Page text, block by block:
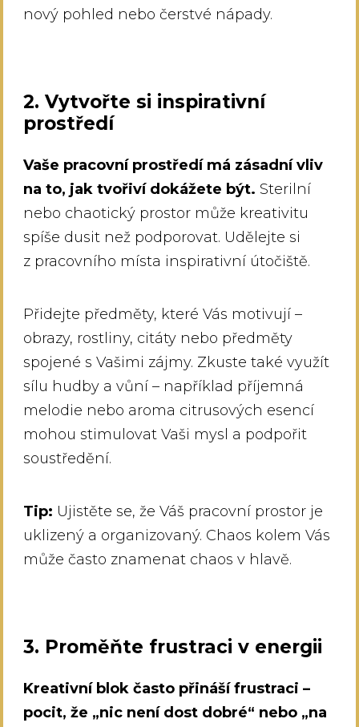
nový pohled nebo čerstvé nápady.
2. Vytvořte si inspirativní
prostředí
Vaše pracovní prostředí má zásadní vliv
na to, jak tvořiví dokážete být. Sterilní
nebo chaotický prostor může kreativitu
spíše dusit než podporovat. Udělejte si
z pracovního místa inspirativní útočiště.
Přidejte předměty, které Vás motivují –
obrazy, rostliny, citáty nebo předměty
spojené s Vašimi zájmy. Zkuste také využít
sílu hudby a vůní – například příjemná
melodie nebo aroma citrusových esencí
mohou stimulovat Vaši mysl a podpořit
soustředění.
Tip: Ujistěte se, že Váš pracovní prostor je
uklizený a organizovaný. Chaos kolem Vás
může často znamenat chaos v hlavě.
3. Proměňte frustraci v energii
Kreativní blok často přináší frustraci –
pocit, že „nic není dost dobré“ nebo „na